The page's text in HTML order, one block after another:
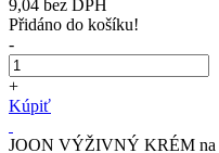
9,04 bez DPH
Přidáno do košíku!
-
+
Kúpiť
JOON VÝŽIVNÝ KRÉM na